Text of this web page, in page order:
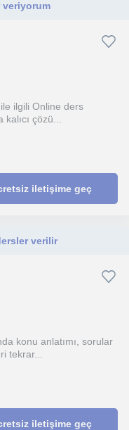
veriyorum
ilgili Online ders
çözü...
iletişime geç
verilir
konu anlatımı, sorular
tekrar...
iletişime geç